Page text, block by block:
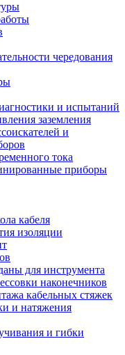
чередования
и испытаний
заземления
и
тока
приборы
кабеля
изоляции
для инструмента
наконечников
кабельных стяжек
и натяжения
и гибки